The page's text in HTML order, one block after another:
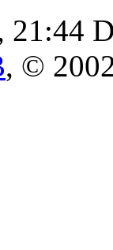
21:44
, ©